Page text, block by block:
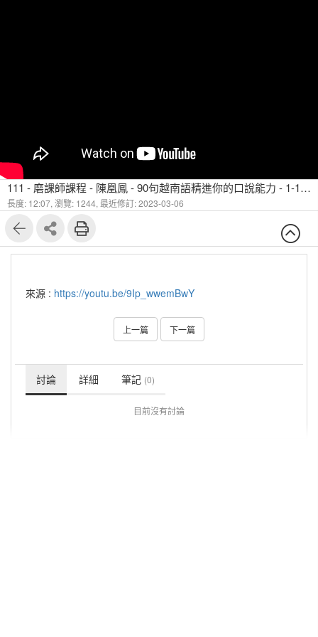
111 - 磨課師課程 - 陳凰鳳 - 90句越南語精進你的口說能力 - 1-1 句子中常使用 đi 之3個例句
長度: 12:07, 瀏覽: 1244, 最近修訂: 2023-03-06
來源 : https://youtu.be/9Ip_wwemBwY
上一篇 下一篇
討論 詳細 筆記 (0)
目前沒有討論